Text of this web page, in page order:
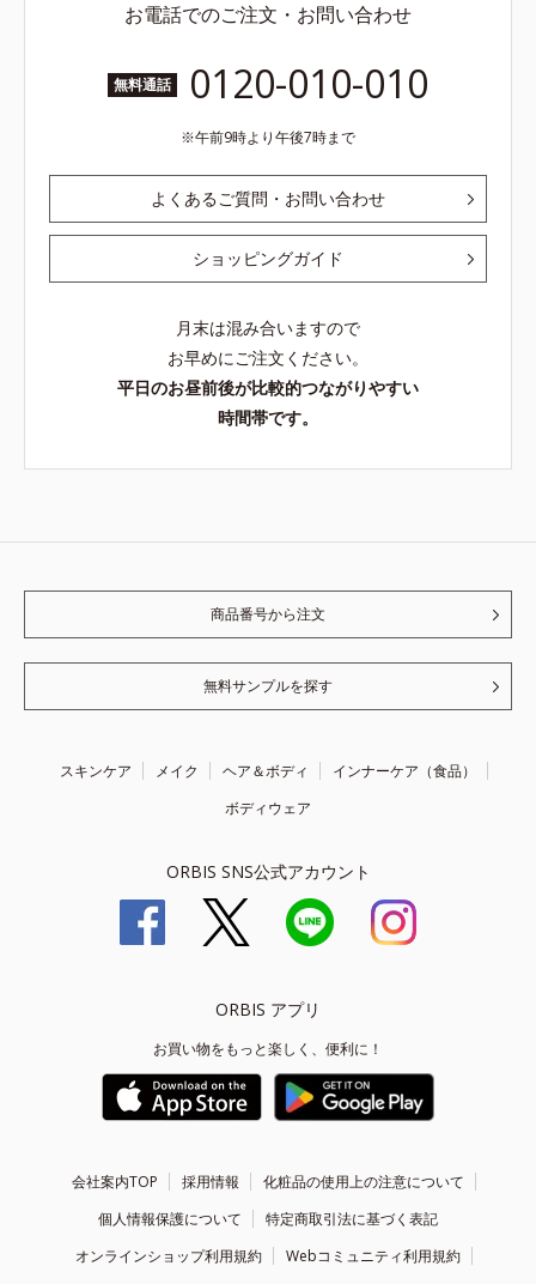
お電話でのご注文・お問い合わせ
無料通話 0120-010-010
午前9時より午後7時まで
よくあるご質問・お問い合わせ
ショッピングガイド
月末は混み合いますので
お早めにご注文ください。
平日のお昼前後が比較的つながりやすい
時間帯です。
商品番号から注文
無料サンプルを探す
スキンケア メイク ヘア＆ボディ
インナーケア（食品）
ボディウェア
ORBIS SNS公式アカウント
ORBIS アプリ
お買い物をもっと楽しく、便利に！
会社案内TOP 採用情報
化粧品の使用上の注意について
個人情報保護について
特定商取引法に基づく表記
オンラインショップ利用規約
Webコミュニティ利用規約